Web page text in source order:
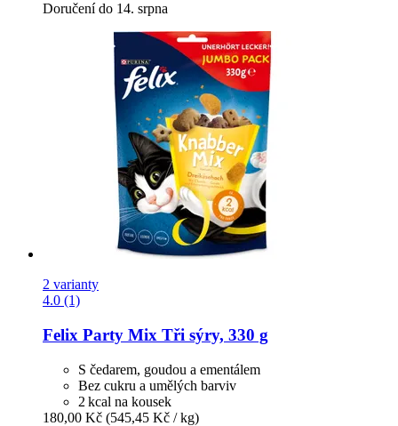
Doručení do 14. srpna
2 varianty
4.0 (1)
Felix Party Mix Tři sýry, 330 g
S čedarem, goudou a ementálem
Bez cukru a umělých barviv
2 kcal na kousek
180,00 Kč (545,45 Kč / kg)